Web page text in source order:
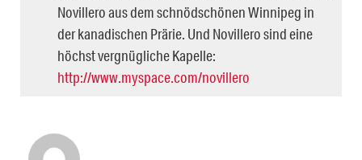
Novillero aus dem schnödschönen Winnipeg in
der kanadischen Prärie. Und Novillero sind eine
höchst vergnügliche Kapelle:
http://www.myspace.com/novillero